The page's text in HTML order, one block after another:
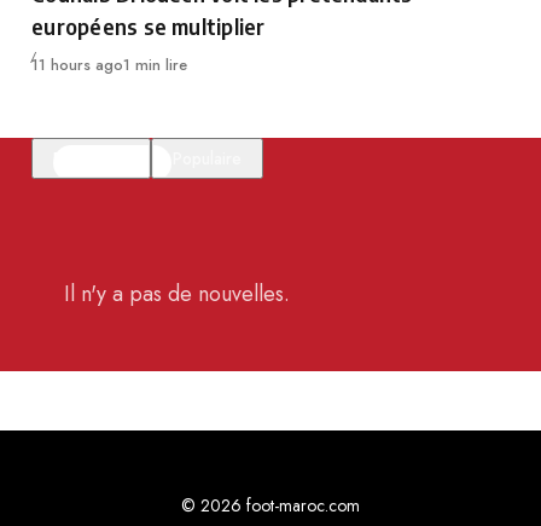
européens se multiplier
Publié
11 hours ago1 min lire
Il n'y a pas de nouvelles.
© 2026 foot-maroc.com